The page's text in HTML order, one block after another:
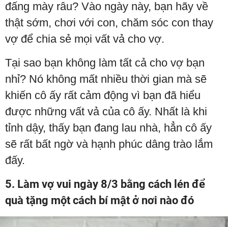
đấng mày râu? Vào ngày này, bạn hãy về
thật sớm, chơi với con, chăm sóc con thay
vợ để chia sẻ mọi vất vả cho vợ.
Tại sao bạn không làm tất cả cho vợ bạn
nhỉ? Nó không mất nhiều thời gian mà sẽ
khiến cô ấy rất cảm động vì bạn đã hiểu
được những vất vả của cô ấy. Nhất là khi
tỉnh dậy, thấy bạn đang lau nhà, hẳn cô ấy
sẽ rất bất ngờ và hạnh phúc dâng trào lắm
đấy.
5. Làm vợ vui ngày 8/3 bằng cách lén để
quà tặng một cách bí mật ở nơi nào đó